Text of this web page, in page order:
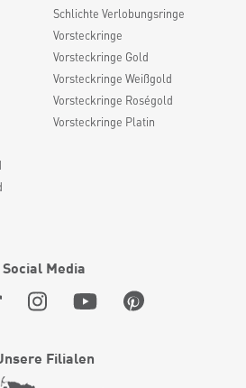
Schlichte Verlobungsringe
Vorsteckringe
Vorsteckringe Gold
Vorsteckringe Weißgold
Vorsteckringe Roségold
Vorsteckringe Platin
Social Media
Filialen